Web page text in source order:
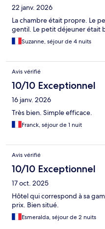
22 janv. 2026
La chambre était propre. Le
gentil. Le petit déjeuner était
Suzanne, séjour de 4 nuits
Avis vérifié
10/10 Exceptionnel
16 janv. 2026
Très bien. Simple efficace.
Franck, séjour de 1 nuit
Avis vérifié
10/10 Exceptionnel
17 oct. 2025
Hôtel qui correspond à sa
prix. Bien situé.
Esmeralda, séjour de 2 nuits